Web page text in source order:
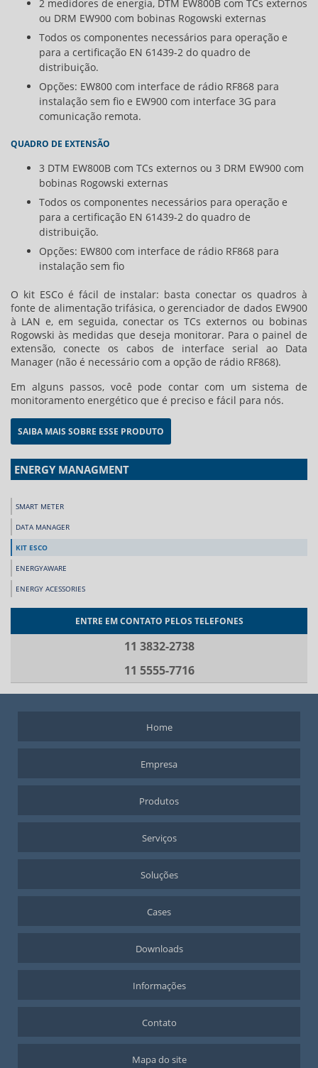
2 medidores de energia, DTM EW800B com TCs externos
ou DRM EW900 com bobinas Rogowski externas
Todos os componentes necessários para operação e
para a certificação EN 61439-2 do quadro de
distribuição.
Opções: EW800 com interface de rádio RF868 para
instalação sem fio e EW900 com interface 3G para
comunicação remota.
QUADRO DE EXTENSÃO
3 DTM EW800B com TCs externos ou 3 DRM EW900 com
bobinas Rogowski externas
Todos os componentes necessários para operação e
para a certificação EN 61439-2 do quadro de
distribuição.
Opções: EW800 com interface de rádio RF868 para
instalação sem fio
O kit ESCo é fácil de instalar: basta conectar os quadros à
fonte de alimentação trifásica, o gerenciador de dados EW900
à LAN e, em seguida, conectar os TCs externos ou bobinas
Rogowski às medidas que deseja monitorar. Para o painel de
extensão, conecte os cabos de interface serial ao Data
Manager (não é necessário com a opção de rádio RF868).
Em alguns passos, você pode contar com um sistema de
monitoramento energético que é preciso e fácil para nós.
SAIBA MAIS SOBRE ESSE PRODUTO
ENERGY MANAGMENT
SMART METER
DATA MANAGER
KIT ESCO
ENERGYAWARE
ENERGY ACESSORIES
ENTRE EM CONTATO PELOS TELEFONES
11 3832-2738
11 5555-7716
Home
Empresa
Produtos
Serviços
Soluções
Cases
Downloads
Informações
Contato
Mapa do site